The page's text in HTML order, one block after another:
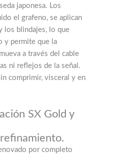
japonesa. Los
el grafeno, se aplican
los blindajes, lo que
y permite que la
a través del cable
ni reflejos de la señal.
comprimir, visceral y en
SX Gold y
por completo